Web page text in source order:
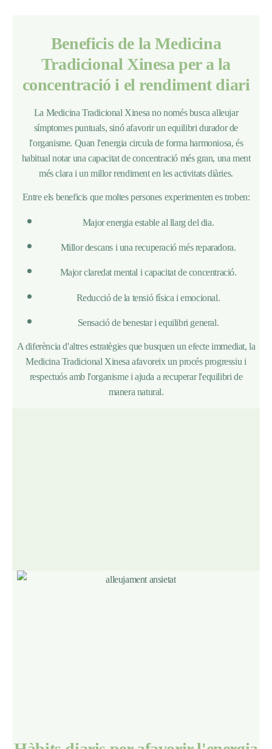
Beneficis de la Medicina
Tradicional Xinesa per a la
concentració i el rendiment diari
La Medicina Tradicional Xinesa no només busca alleujar
símptomes puntuals, sinó afavorir un equilibri durador de
l'organisme. Quan l'energia circula de forma harmoniosa, és
habitual notar una capacitat de concentració més gran, una ment
més clara i un millor rendiment en les activitats diàries.
Entre els beneficis que moltes persones experimenten es troben:
Major energia estable al llarg del dia.
Millor descans i una recuperació més reparadora.
Major claredat mental i capacitat de concentració.
Reducció de la tensió física i emocional.
Sensació de benestar i equilibri general.
A diferència d'altres estratègies que busquen un efecte immediat, la
Medicina Tradicional Xinesa afavoreix un procés progressiu i
respectuós amb l'organisme i ajuda a recuperar l'equilibri de
manera natural.